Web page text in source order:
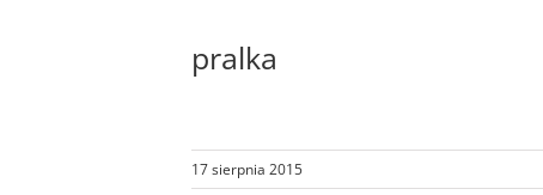
pralka
17 sierpnia 2015